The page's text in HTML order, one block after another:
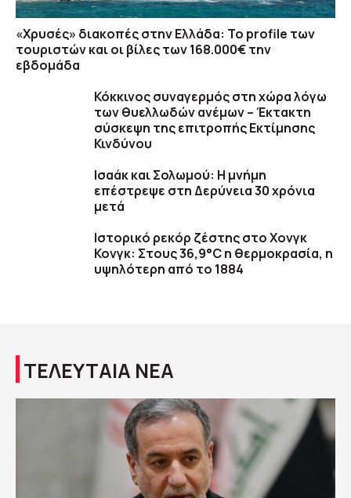
«Χρυσές» διακοπές στην Ελλάδα: Το profile των
τουριστών και οι βίλες των 168.000€ την
εβδομάδα
Κόκκινος συναγερμός στη χώρα λόγω
των θυελλωδών ανέμων – Έκτακτη
σύσκεψη της επιτροπής Εκτίμησης
Κινδύνου
Ισαάκ και Σολωμού: Η μνήμη
επέστρεψε στη Δερύνεια 30 χρόνια
μετά
Ιστορικό ρεκόρ ζέστης στο Χονγκ
Κονγκ: Στους 36,9°C η θερμοκρασία, η
υψηλότερη από το 1884
ΤΕΛΕΥΤΑΙΑ ΝΕΑ